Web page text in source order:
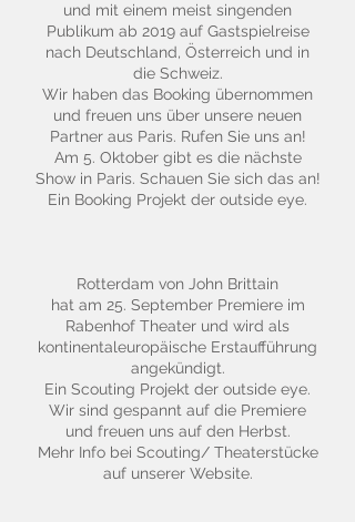
und mit einem meist singenden
Publikum ab 2019 auf Gastspielreise
nach Deutschland, Österreich und in
die Schweiz.
Wir haben das Booking übernommen
und freuen uns über unsere neuen
Partner aus Paris. Rufen Sie uns an!
Am 5. Oktober gibt es die nächste
Show in Paris. Schauen Sie sich das an!
Ein Booking Projekt der outside eye.
Rotterdam von John Brittain
hat am 25. September Premiere im
Rabenhof Theater und wird als
kontinentaleuropäische Erstaufführung
angekündigt.
Ein Scouting Projekt der outside eye.
Wir sind gespannt auf die Premiere
und freuen uns auf den Herbst.
Mehr Info bei Scouting/ Theaterstücke
auf unserer Website.